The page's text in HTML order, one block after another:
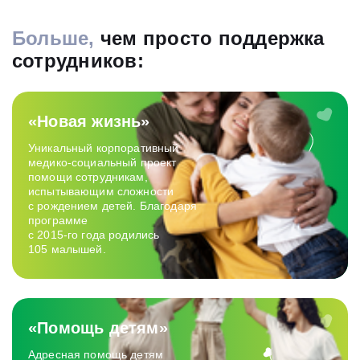
Больше, чем просто поддержка
сотрудников:
«Новая жизнь»
Уникальный корпоративный
медико‑социальный проект
помощи сотрудникам,
испытывающим сложности
с рождением детей. Благодаря
программе
с 2015-го года родились
105 малышей.
«Помощь детям»
Адресная помощь детям